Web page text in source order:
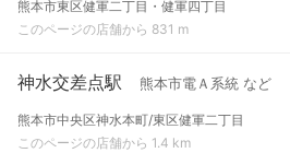
熊本市東区健軍二丁目・健軍四丁目
このページの店舗から 831 m
神水交差点駅 熊本市電Ａ系統 など
熊本市中央区神水本町/東区健軍二丁目
このページの店舗から 1.4 km